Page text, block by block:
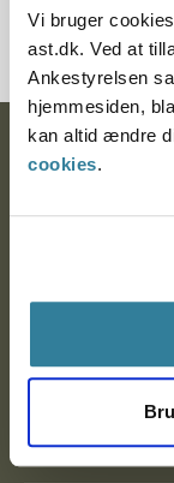
Vi bruger
ast.dk. Ved at
Ankestyrelsen
hjemmesiden,
kan altid ændre
cookies.
200613-00
Ankestyrelsen